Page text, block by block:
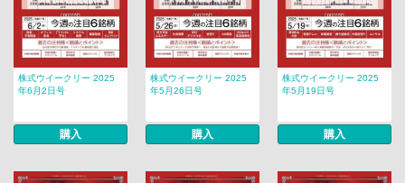
株式ウイークリー 2025
年6月2日号
購入
株式ウイークリー 2025
年5月26日号
購入
株式ウイークリー 2025
年5月19日号
購入